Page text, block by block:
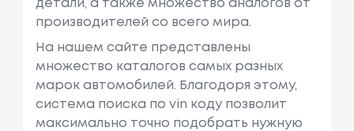
детали, а также множество аналогов от
производителей со всего мира.
На нашем сайте представлены
множество каталогов самых разных
марок автомобилей. Благодоря этому,
система поиска по vin коду позволит
максимально точно подобрать нужную